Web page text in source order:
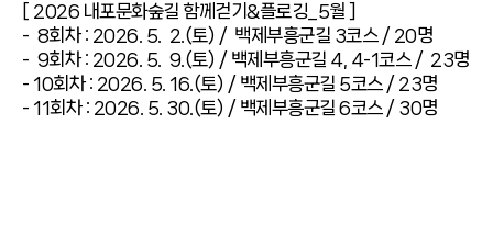
[ 2026 내포문화숲길 함께걷기&플로깅_5월 ]
- 8회차 : 2026. 5. 2.(토) / 백제부흥군길 3코스 / 20명
- 9회차 : 2026. 5. 9.(토) / 백제부흥군길 4, 4-1코스 / 23명
- 10회차 : 2026. 5. 16.(토) / 백제부흥군길 5코스 / 23명
- 11회차 : 2026. 5. 30.(토) / 백제부흥군길 6코스 / 30명